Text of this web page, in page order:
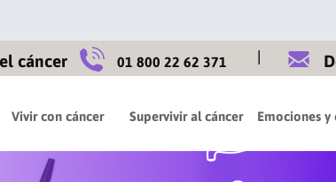
cáncer 01 800 22 62 371 |
Vivir con cáncer Supervivir al cáncer Emociones y